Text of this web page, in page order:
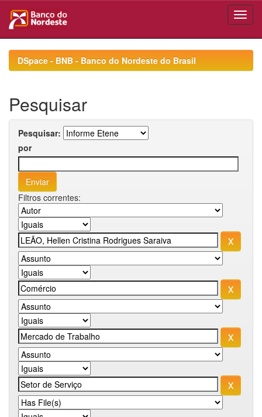
navigationDSpace - BNB - Banco do Nordeste do Brasil
Pesquisar
Pesquisar:
por
Filtros correntes: